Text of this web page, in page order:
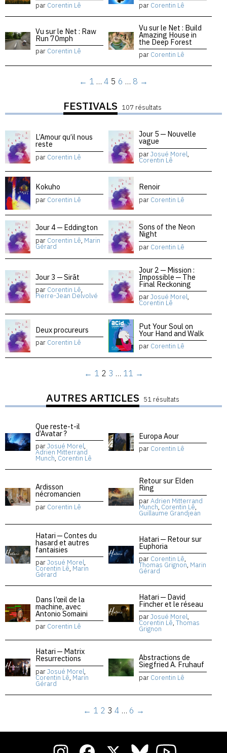
par Corentin Lê par Corentin Lê
Vu sur le Net : Raw
Run 70mph
par Corentin Lê
Vu sur le Net : Build
Amazing House in
the Deep Forest
par Corentin Lê
← 1 … 4 5 6 … 8 →
FESTIVALS 107 résultats
L’Amour qu’il nous
reste
par Corentin Lê
Jour 5 — Nouvelle
vague
parJosué Morel,
Corentin Lê
Kokuho
par Corentin Lê
Renoir
par Corentin Lê
Jour 4 — Eddington
par Corentin Lê, Marin
Gérard
Sons of the Neon
Night
par Corentin Lê
Jour 3 — Sirāt
par Corentin Lê,
Pierre-Jean Delvolvé
Jour 2 — Mission :
Impossible — The
Final Reckoning
parJosué Morel,
Corentin Lê
Deux procureurs
par Corentin Lê
Put Your Soul on
Your Hand and Walk
par Corentin Lê
← 1 2 3 … 11 →
AUTRES ARTICLES 51 résultats
Que reste-t-il
d’Avatar ?
parJosué Morel,
Adrien Mitterrand
Munch, Corentin Lê
Europa Aour
par Corentin Lê
Ardisson
nécromancien
par Corentin Lê
Retour sur Elden
Ring
parAdrien Mitterrand
Munch, Corentin Lê,
Guillaume Grandjean
Hatari — Contes du
hasard et autres
fantaisies
parJosué Morel,
Corentin Lê, Marin
Gérard
Hatari — Retour sur
Euphoria
par Corentin Lê,
Thomas Grignon, Marin
Gérard
Dans l’œil de la
machine, avec
Antonio Somaini
par Corentin Lê
Hatari — David
Fincher et le réseau
parJosué Morel,
Corentin Lê, Thomas
Grignon
Hatari — Matrix
Resurrections
parJosué Morel,
Corentin Lê, Marin
Gérard
Abstractions de
Siegfried A. Fruhauf
par Corentin Lê
← 1 2 3 4 … 6 →